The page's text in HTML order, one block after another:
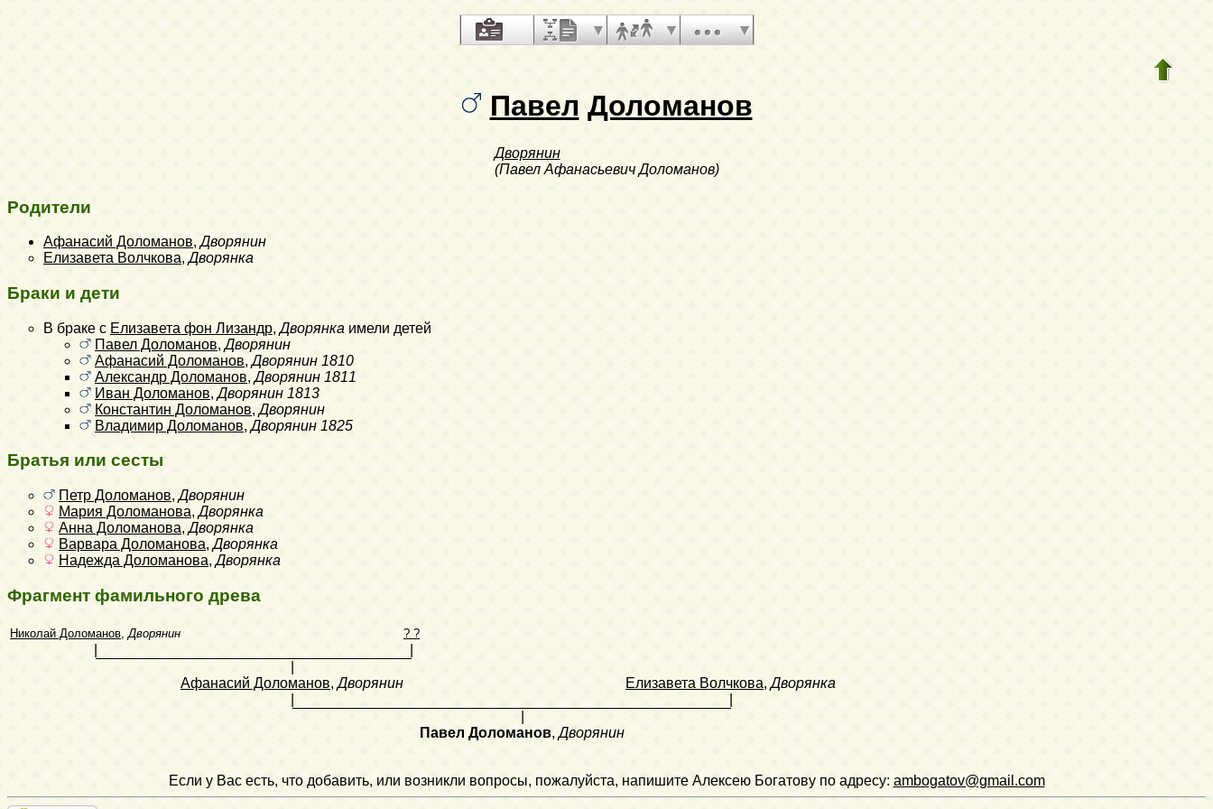
Павел Доломанов
Дворянин
(Павел Афанасьевич Доломанов)
Родители
Афанасий Доломанов,Дворянин
Елизавета Волчкова,Дворянка
Браки и дети
В браке с Елизавета фон Лизандр,Дворянка имели детей
Павел Доломанов,Дворянин
Афанасий Доломанов,Дворянин 1810
Александр Доломанов,Дворянин 1811
Иван Доломанов,Дворянин 1813
Константин Доломанов,Дворянин
Владимир Доломанов,Дворянин 1825
Братья или сесты
Петр Доломанов,Дворянин
Мария Доломанова,Дворянка
Анна Доломанова,Дворянка
Варвара Доломанова,Дворянка
Надежда Доломанова,Дворянка
Фрагмент фамильного древа
Николай Доломанов Дворянин ? ?
Афанасий Доломанов,Дворянин Елизавета Волчкова,Дворянка
Павел Доломанов,Дворянин
Если у Вас есть, что добавить, или возникли вопросы, пожалуйста, напишите Алексею Богатову по адресу: ambogatov@gmail.com